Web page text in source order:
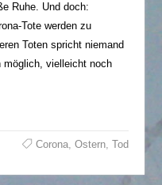
Ruhe. Und doch:
Tote werden zu
Toten spricht niemand
möglich, vielleicht noch
Corona, Ostern, Tod